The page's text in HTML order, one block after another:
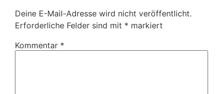
Deine E-Mail-Adresse wird nicht veröffentlicht.
Erforderliche Felder sind mit * markiert
Kommentar *